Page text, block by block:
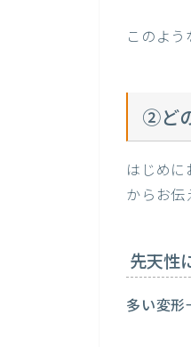
このよ
②ど
はじめ
からお伝
先天性
多い変形